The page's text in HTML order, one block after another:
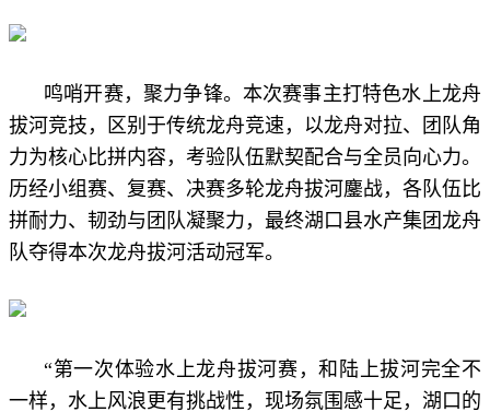
鸣哨开赛，聚力争锋。本次赛事主打特色水上龙舟
拔河竞技，区别于传统龙舟竞速，以龙舟对拉、团队角
力为核心比拼内容，考验队伍默契配合与全员向心力。
历经小组赛、复赛、决赛多轮龙舟拔河鏖战，各队伍比
拼耐力、韧劲与团队凝聚力，最终湖口县水产集团龙舟
队夺得本次龙舟拔河活动冠军。
“第一次体验水上龙舟拔河赛，和陆上拔河完全不
一样，水上风浪更有挑战性，现场氛围感十足，湖口的